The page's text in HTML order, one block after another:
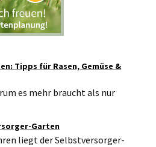
Tipps für Rasen, Gemüse &
es mehr braucht als nur
Garten
liegt der Selbstversorger-